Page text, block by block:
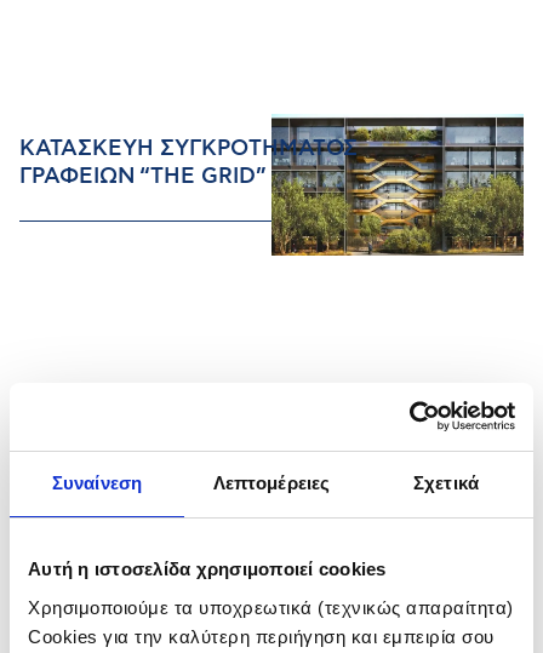
Συναίνεση Λεπτομέρειες Σχετικά
Αυτή η ιστοσελίδα χρησιμοποιεί cookies
Χρησιμοποιούμε τα υποχρεωτικά (τεχνικώς απαραίτητα)
Cookies για την καλύτερη περιήγηση και εμπειρία σου
ΚΑΤΑΣΚΕΥΗ ΣΥΓΚΡΟΤΗΜΑΤΟΣ
ΓΡΑΦΕΙΩΝ “THE GRID”
ΑΝΑΚΑΤΑΣΚΕΥΗ ΠΥΡΓΟΥ ΠΕΙΡΑΙΑ